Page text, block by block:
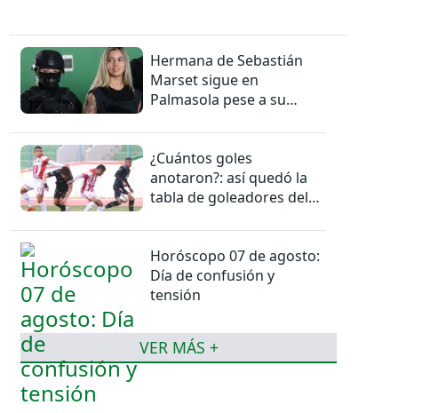
Hermana de Sebastián
Marset sigue en
Palmasola pese a su
¿Cuántos goles
anotaron?: así quedó la
tabla de goleadores del
Horóscopo 07 de agosto:
Día de confusión y
tensión
VER MÁS +